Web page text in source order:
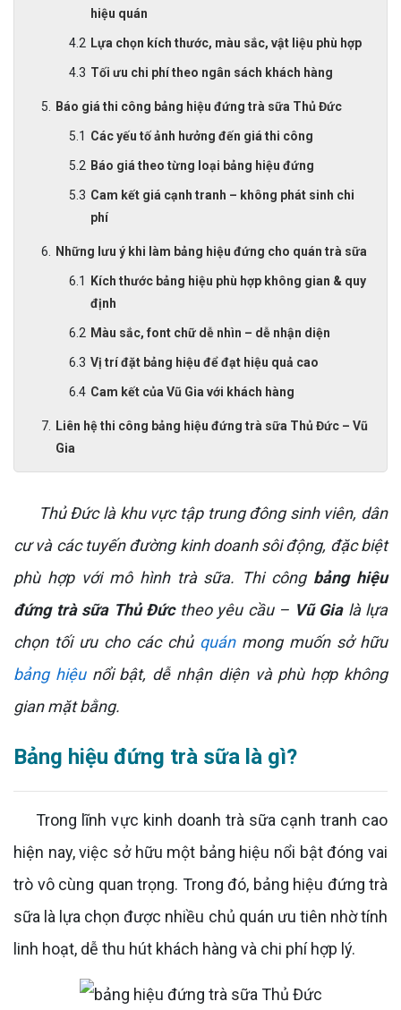
hiệu quán
Lựa chọn kích thước, màu sắc, vật liệu phù hợp
Tối ưu chi phí theo ngân sách khách hàng
Báo giá thi công bảng hiệu đứng trà sữa Thủ Đức
Các yếu tố ảnh hưởng đến giá thi công
Báo giá theo từng loại bảng hiệu đứng
Cam kết giá cạnh tranh – không phát sinh chi
phí
Những lưu ý khi làm bảng hiệu đứng cho quán trà sữa
Kích thước bảng hiệu phù hợp không gian & quy
định
Màu sắc, font chữ dễ nhìn – dễ nhận diện
Vị trí đặt bảng hiệu để đạt hiệu quả cao
Cam kết của Vũ Gia với khách hàng
Liên hệ thi công bảng hiệu đứng trà sữa Thủ Đức – Vũ
Gia
Thủ Đức là khu vực tập trung đông sinh viên, dân
cư và các tuyến đường kinh doanh sôi động, đặc biệt
phù hợp với mô hình trà sữa. Thi công bảng hiệu
đứng trà sữa Thủ Đứctheo yêu cầu – Vũ Gialà lựa
chọn tối ưu cho các chủ quánmong muốn sở hữu
bảng hiệunổi bật, dễ nhận diện và phù hợp không
gian mặt bằng.
Bảng hiệu đứng trà sữa là gì?
Trong lĩnh vực kinh doanh trà sữa cạnh tranh cao
hiện nay, việc sở hữu một bảng hiệu nổi bật đóng vai
trò vô cùng quan trọng. Trong đó, bảng hiệu đứng trà
sữa là lựa chọn được nhiều chủ quán ưu tiên nhờ tính
linh hoạt, dễ thu hút khách hàng và chi phí hợp lý.